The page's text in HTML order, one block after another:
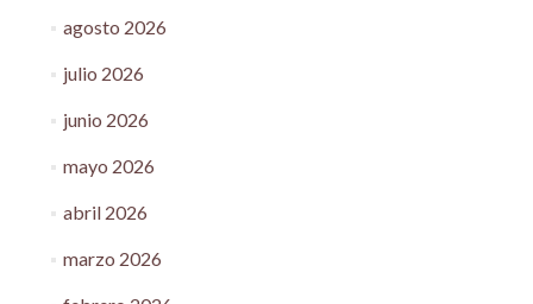
agosto 2026
julio 2026
junio 2026
mayo 2026
abril 2026
marzo 2026